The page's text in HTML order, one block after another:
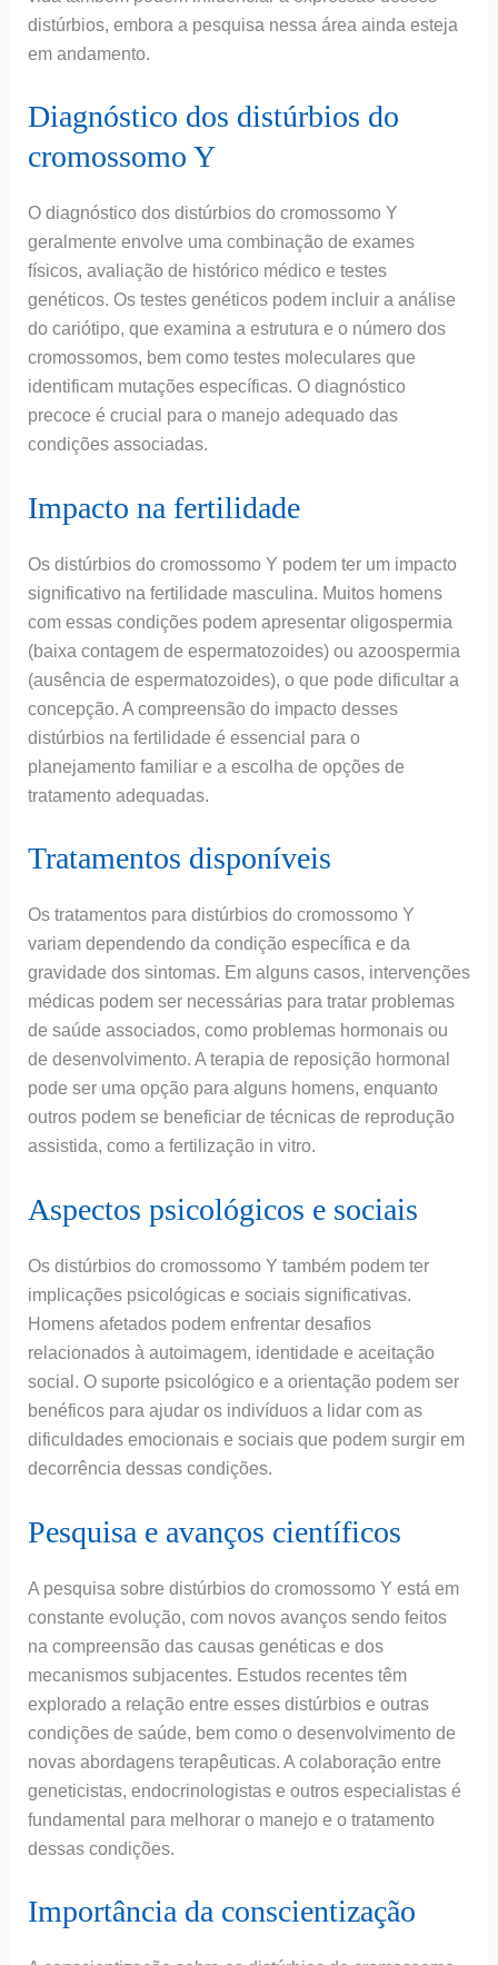
distúrbios, embora a pesquisa nessa área ainda esteja
em andamento.
Diagnóstico dos distúrbios do
cromossomo Y
O diagnóstico dos distúrbios do cromossomo Y
geralmente envolve uma combinação de exames
físicos, avaliação de histórico médico e testes
genéticos. Os testes genéticos podem incluir a análise
do cariótipo, que examina a estrutura e o número dos
cromossomos, bem como testes moleculares que
identificam mutações específicas. O diagnóstico
precoce é crucial para o manejo adequado das
condições associadas.
Impacto na fertilidade
Os distúrbios do cromossomo Y podem ter um impacto
significativo na fertilidade masculina. Muitos homens
com essas condições podem apresentar oligospermia
(baixa contagem de espermatozoides) ou azoospermia
(ausência de espermatozoides), o que pode dificultar a
concepção. A compreensão do impacto desses
distúrbios na fertilidade é essencial para o
planejamento familiar e a escolha de opções de
tratamento adequadas.
Tratamentos disponíveis
Os tratamentos para distúrbios do cromossomo Y
variam dependendo da condição específica e da
gravidade dos sintomas. Em alguns casos, intervenções
médicas podem ser necessárias para tratar problemas
de saúde associados, como problemas hormonais ou
de desenvolvimento. A terapia de reposição hormonal
pode ser uma opção para alguns homens, enquanto
outros podem se beneficiar de técnicas de reprodução
assistida, como a fertilização in vitro.
Aspectos psicológicos e sociais
Os distúrbios do cromossomo Y também podem ter
implicações psicológicas e sociais significativas.
Homens afetados podem enfrentar desafios
relacionados à autoimagem, identidade e aceitação
social. O suporte psicológico e a orientação podem ser
benéficos para ajudar os indivíduos a lidar com as
dificuldades emocionais e sociais que podem surgir em
decorrência dessas condições.
Pesquisa e avanços científicos
A pesquisa sobre distúrbios do cromossomo Y está em
constante evolução, com novos avanços sendo feitos
na compreensão das causas genéticas e dos
mecanismos subjacentes. Estudos recentes têm
explorado a relação entre esses distúrbios e outras
condições de saúde, bem como o desenvolvimento de
novas abordagens terapêuticas. A colaboração entre
geneticistas, endocrinologistas e outros especialistas é
fundamental para melhorar o manejo e o tratamento
dessas condições.
Importância da conscientização